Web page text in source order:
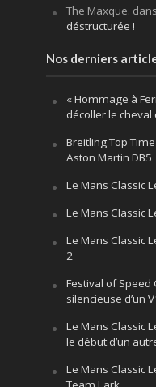
The Maxque. dans
déstructurée !
Nos derniers
« Hommage à
décoller le cheval
Breitling Top
Aston Martin DB5
Le Mans Classic
Le Mans Classic
Le Mans Classic
2
Festival of Speed
silencieuse d’un
Le Mans Classic
le début d’un
Le Mans Classic